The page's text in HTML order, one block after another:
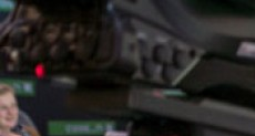
Zum
Inhalt
springen